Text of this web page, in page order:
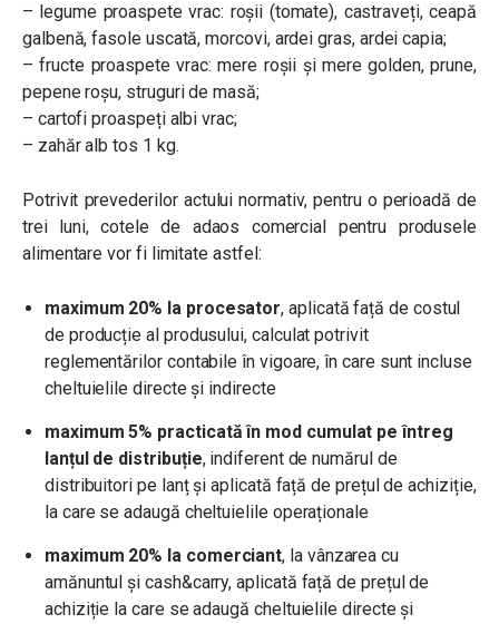
– legume proaspete vrac: roșii (tomate), castraveți, ceapă
galbenă, fasole uscată, morcovi, ardei gras, ardei capia;
– fructe proaspete vrac: mere roșii și mere golden, prune,
pepene roșu, struguri de masă;
– cartofi proaspeți albi vrac;
– zahăr alb tos 1 kg.
Potrivit prevederilor actului normativ, pentru o perioadă de
trei luni, cotele de adaos comercial pentru produsele
alimentare vor fi limitate astfel:
maximum 20% la procesator, aplicată față de costul
de producție al produsului, calculat potrivit
reglementărilor contabile în vigoare, în care sunt incluse
cheltuielile directe și indirecte
maximum 5% practicată în mod cumulat pe întreg
lanțul de distribuție, indiferent de numărul de
distribuitori pe lanț și aplicată față de prețul de achiziție,
la care se adaugă cheltuielile operaționale
maximum 20% la comerciant, la vânzarea cu
amănuntul și cash&carry, aplicată față de prețul de
achiziție la care se adaugă cheltuielile directe și